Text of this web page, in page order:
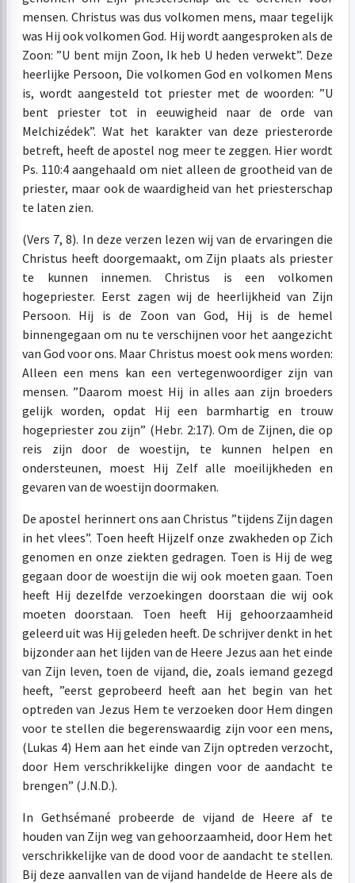
mensen. Christus was dus volkomen mens, maar tegelijk
was Hij ook volkomen God. Hij wordt aangesproken als de
Zoon: ”U bent mijn Zoon, Ik heb U heden verwekt”. Deze
heerlijke Persoon, Die volkomen God en volkomen Mens
is, wordt aangesteld tot priester met de woorden: ”U
bent priester tot in eeuwigheid naar de orde van
Melchizédek”. Wat het karakter van deze priesterorde
betreft, heeft de apostel nog meer te zeggen. Hier wordt
Ps. 110:4 aangehaald om niet alleen de grootheid van de
priester, maar ook de waardigheid van het priesterschap
te laten zien.
(Vers 7, 8). In deze verzen lezen wij van de ervaringen die
Christus heeft doorgemaakt, om Zijn plaats als priester
te kunnen innemen. Christus is een volkomen
hogepriester. Eerst zagen wij de heerlijkheid van Zijn
Persoon. Hij is de Zoon van God, Hij is de hemel
binnengegaan om nu te verschijnen voor het aangezicht
van God voor ons. Maar Christus moest ook mens worden:
Alleen een mens kan een vertegenwoordiger zijn van
mensen. ”Daarom moest Hij in alles aan zijn broeders
gelijk worden, opdat Hij een barmhartig en trouw
hogepriester zou zijn” (Hebr. 2:17). Om de Zijnen, die op
reis zijn door de woestijn, te kunnen helpen en
ondersteunen, moest Hij Zelf alle moeilijkheden en
gevaren van de woestijn doormaken.
De apostel herinnert ons aan Christus ”tijdens Zijn dagen
in het vlees”. Toen heeft Hijzelf onze zwakheden op Zich
genomen en onze ziekten gedragen. Toen is Hij de weg
gegaan door de woestijn die wij ook moeten gaan. Toen
heeft Hij dezelfde verzoekingen doorstaan die wij ook
moeten doorstaan. Toen heeft Hij gehoorzaamheid
geleerd uit was Hij geleden heeft. De schrijver denkt in het
bijzonder aan het lijden van de Heere Jezus aan het einde
van Zijn leven, toen de vijand, die, zoals iemand gezegd
heeft, ”eerst geprobeerd heeft aan het begin van het
optreden van Jezus Hem te verzoeken door Hem dingen
voor te stellen die begerenswaardig zijn voor een mens,
(Lukas 4) Hem aan het einde van Zijn optreden verzocht,
door Hem verschrikkelijke dingen voor de aandacht te
brengen” (J.N.D.).
In Gethsémané probeerde de vijand de Heere af te
houden van Zijn weg van gehoorzaamheid, door Hem het
verschrikkelijke van de dood voor de aandacht te stellen.
Bij deze aanvallen van de vijand handelde de Heere als de